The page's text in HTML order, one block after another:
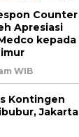
Counter
Apresiasi
kepada
WIB
Kontingen
Jakarta